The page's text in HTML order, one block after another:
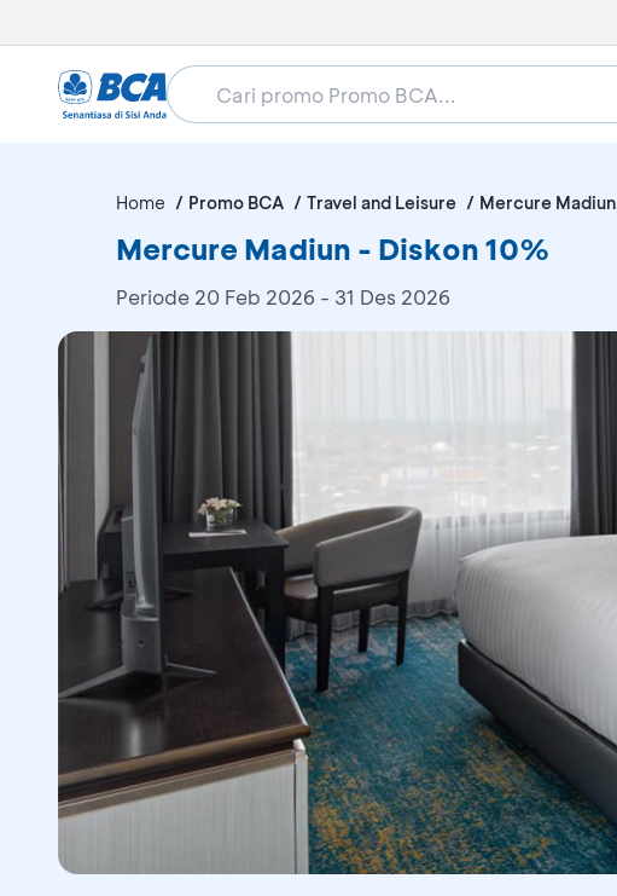
Home Promo BCA Travel and Leisure Mercure Madiun
Mercure Madiun - Diskon 10%
Periode 20 Feb 2026 - 31 Des 2026